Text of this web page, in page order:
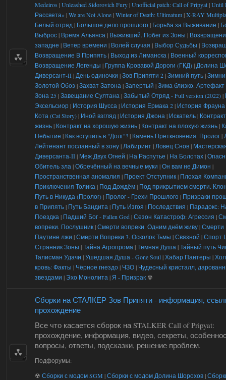
Medeiros |Unleashed Sidorovich Fury|Unofficial patch: Call of Pripyat|Until
Рассвета»|We are Not Alone|Winter of Death: Ultimatum|X-RAY
Белый отряд | Большое дело прошлого| Борьба за Выживание |
Выброс| Время Альянса | Выживший. Побег из Зоны |
западне | Ветер времени | Волей случая | Выбор Судьбы |
Возвращение В Припять| Выход из Лиманска | Военный
Возвращение Легенды | Группа Кровавой Дороги (ГКД)| Долина
Диверсант-II| День одиночки |Зов Припяти 2|Зимний путь|
Золотой Обоз |Захват Затона |Запертый |Зима близко.
Зона 25|Завещание Султана |Забытый Отряд - Full version (2022)|
Эксельсиор| История Шусса | История Ермака 2| История Фрауна
Кота (Cat Story)| Иной взгляд | История Джона | Искатель|
жизнь| Контракт на хорошую жизнь| Контракт на плохую жизнь|
Небытие | Как вступить в "Долг"?| Камень Преткновения. Пролог|
Лейтенант посланный в зону| Лабиринт| Ловец Снов|
Диверсанта-II| Меж Двух Огней | На Распутье | На Болотах|
Обитель зла |Обречённый на вечные муки |Он вам не Димон |
Пространственная аномалия | Проект Отступник| Плохая
Приключения Толика | Под Дождём| Под прикрытием смерти.
Путь в Никуда (Пролог)| Пролог - Грехи Прошлого| Призраки
в Припять| Путь Бандита | Путь Изгоя | Последствия | Парадокс:
Поездка | Падший Бог - Fallen God|Сезон Катастроф: Агрессия |
вопреки. Послушник|Смерти вопреки. Одним днём живу|Смерти
Паутине лжи |Смерти Вопреки 3. Осколок Тьмы |Связной |Спорт
Странник Зоны |Тайна Агропрома |Тёмная Душа |Тайный путь
Талисман Удачи |Ушедшая Душа - Gone Soul|Хабар Пантеры |
кровь: Факты | Чёрное гнездо| ЧЗО| Чудесный кристалл,
звездами | Эхо Монолита | Я - Призрак ☢
Сборки на СТАЛКЕР Зов Припяти - информация,
прохождение
Все что касается сборок на STALKER Call of Pripyat:
прохождение, информация, видео, секреты,
вопросы, ответы, подсказки, решение проблем.
Подфорумы:
☢ Сборки с модом SGM |Сборки с модом Долина Шорохов|